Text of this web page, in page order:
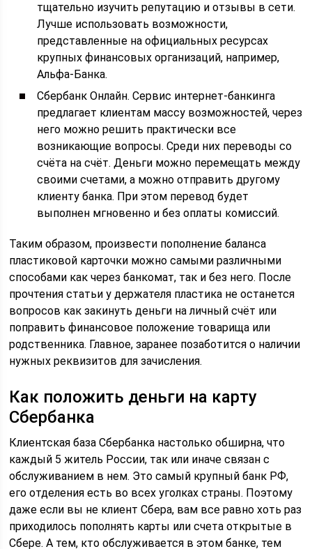
тщательно изучить репутацию и отзывы в сети.
Лучше использовать возможности,
представленные на официальных ресурсах
крупных финансовых организаций, например,
Альфа-Банка.
Сбербанк Онлайн. Сервис интернет-банкинга
предлагает клиентам массу возможностей, через
него можно решить практически все
возникающие вопросы. Среди них переводы со
счёта на счёт. Деньги можно перемещать между
своими счетами, а можно отправить другому
клиенту банка. При этом перевод будет
выполнен мгновенно и без оплаты комиссий.
Таким образом, произвести пополнение баланса
пластиковой карточки можно самыми различными
способами как через банкомат, так и без него. После
прочтения статьи у держателя пластика не останется
вопросов как закинуть деньги на личный счёт или
поправить финансовое положение товарища или
родственника. Главное, заранее позаботится о наличии
нужных реквизитов для зачисления.
Как положить деньги на карту
Сбербанка
Клиентская база Сбербанка настолько обширна, что
каждый 5 житель России, так или иначе связан с
обслуживанием в нем. Это самый крупный банк РФ,
его отделения есть во всех уголках страны. Поэтому
даже если вы не клиент Сбера, вам все равно хоть раз
приходилось пополнять карты или счета открытые в
Сбере. А тем, кто обслуживается в этом банке, тем